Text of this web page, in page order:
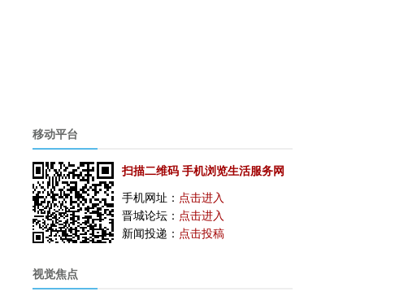
移动平台
扫描二维码 手机浏览生活服务网
手机网址： 点击进入
晋城论坛： 点击进入
新闻投递： 点击投稿
视觉焦点